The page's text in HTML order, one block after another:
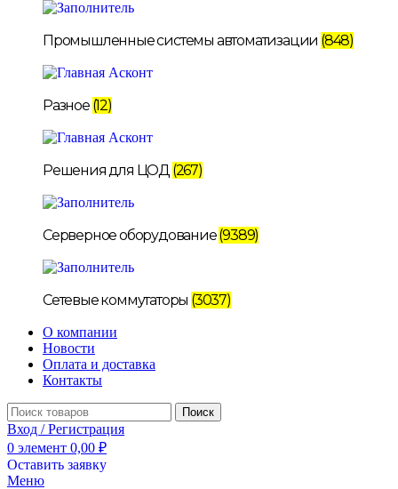
Промышленные системы автоматизации (848)
Разное (12)
Решения для ЦОД (267)
Серверное оборудование(9389)
Сетевые коммутаторы (3037)
О компании
Новости
Оплата и доставка
Контакты
Поиск
Вход / Регистрация
0 элемент 0,00 ₽
Оставить заявку
Меню